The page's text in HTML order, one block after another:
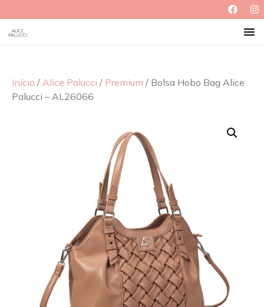
Início / Alice Palucci / Premium / Bolsa Hobo Bag Alice
Palucci – AL26066